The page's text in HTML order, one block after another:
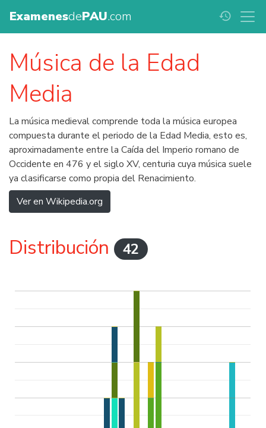
ExamenesdePAU.com history
Música de la Edad
Media
La música medieval comprende toda la música europea
compuesta durante el periodo de la Edad Media, esto es,
aproximadamente entre la Caída del Imperio romano de
Occidente en 476 y el siglo XV, centuria cuya música suele
ya clasificarse como propia del Renacimiento.
Ver en Wikipedia.org
Distribución 42